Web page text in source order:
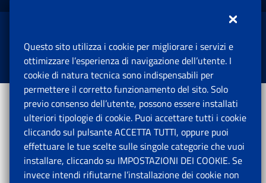
Istituto Nazionale Previdenza Sociale.
Tutti i diritti riservati.
Questo sito utilizza i cookie per migliorare i servizi e
ottimizzare l’esperienza di navigazione dell’utente. I
cookie di natura tecnica sono indispensabili per
permettere il corretto funzionamento del sito. Solo
previo consenso dell’utente, possono essere installati
ulteriori tipologie di cookie. Puoi accettare tutti i cookie
cliccando sul pulsante ACCETTA TUTTI, oppure puoi
effettuare le tue scelte sulle singole categorie che vuoi
installare, cliccando su IMPOSTAZIONI DEI COOKIE. Se
invece intendi rifiutarne l’installazione dei cookie non